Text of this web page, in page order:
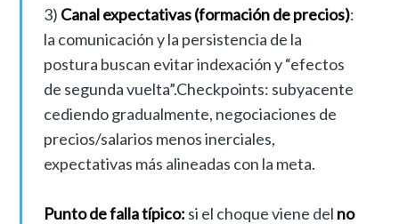
3) Canal expectativas (formación de precios):
la comunicación y la persistencia de la
postura buscan evitar indexación y “efectos
de segunda vuelta”.Checkpoints: subyacente
cediendo gradualmente, negociaciones de
precios/salarios menos inerciales,
expectativas más alineadas con la meta.
Punto de falla típico: si el choque viene del no